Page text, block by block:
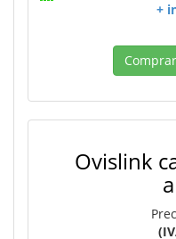
+
Comprar
Ovislink